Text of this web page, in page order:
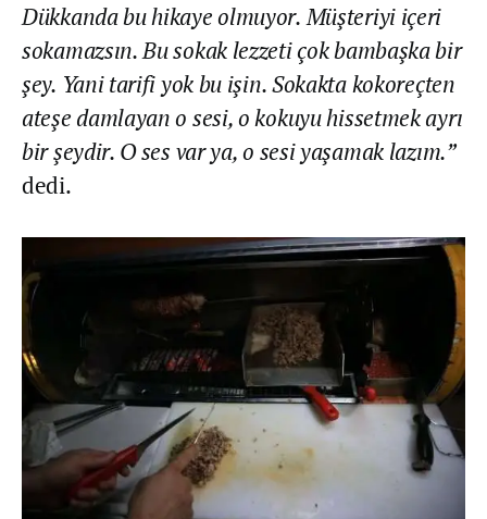
Dükkanda bu hikaye olmuyor. Müşteriyi içeri
sokamazsın. Bu sokak lezzeti çok bambaşka bir
şey. Yani tarifi yok bu işin. Sokakta kokoreçten
ateşe damlayan o sesi, o kokuyu hissetmek ayrı
bir şeydir. O ses var ya, o sesi yaşamak lazım.”
dedi.